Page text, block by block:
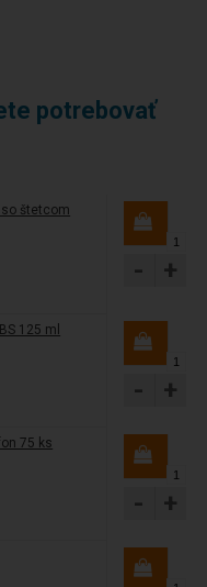
potrebovať
so štetcom
- +
125 ml
- +
75 ks
- +